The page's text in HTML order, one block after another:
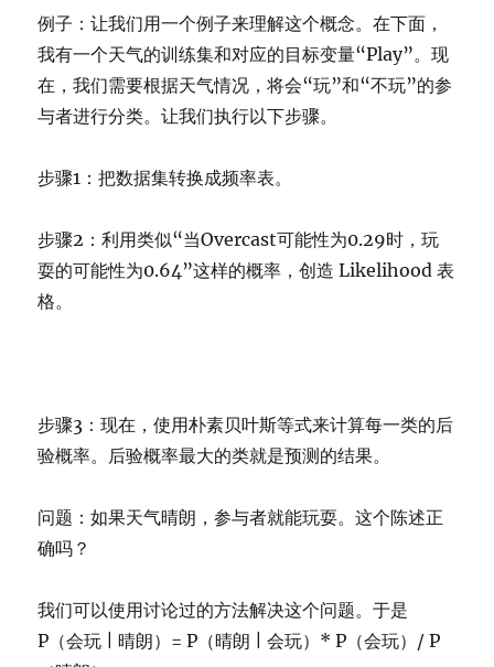
例子：让我们用一个例子来理解这个概念。在下面，
我有一个天气的训练集和对应的目标变量“Play”。现
在，我们需要根据天气情况，将会“玩”和“不玩”的参
与者进行分类。让我们执行以下步骤。
步骤1：把数据集转换成频率表。
步骤2：利用类似“当Overcast可能性为0.29时，玩
耍的可能性为0.64”这样的概率，创造 Likelihood 表
格。
步骤3：现在，使用朴素贝叶斯等式来计算每一类的后
验概率。后验概率最大的类就是预测的结果。
问题：如果天气晴朗，参与者就能玩耍。这个陈述正
确吗？
我们可以使用讨论过的方法解决这个问题。于是
P（会玩 | 晴朗）= P（晴朗 | 会玩）* P（会玩）/ P